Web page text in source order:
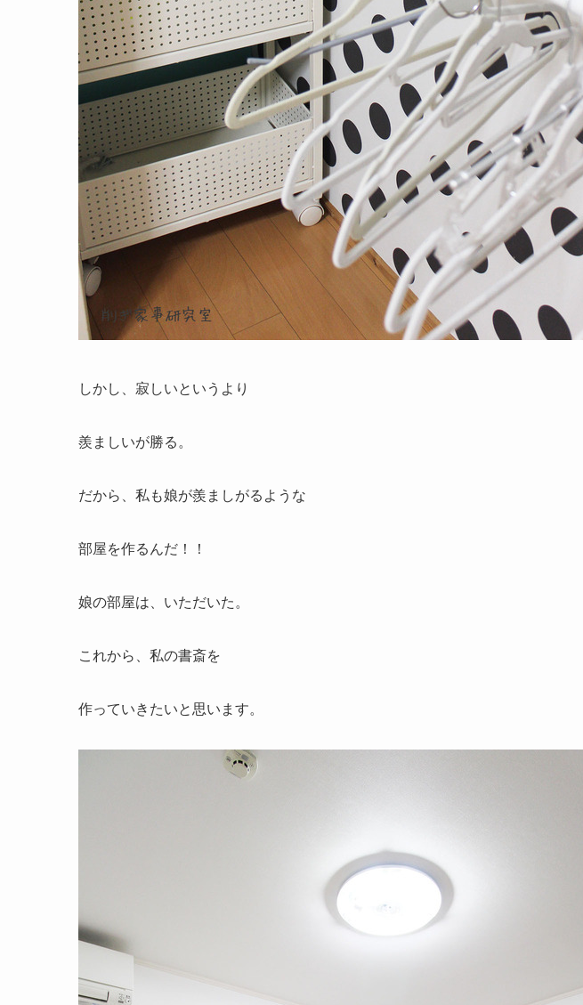
しかし、寂しいというより
羨ましいが勝る。
だから、私も娘が羨ましがるような
部屋を作るんだ！！
娘の部屋は、いただいた。
これから、私の書斎を
作っていきたいと思います。